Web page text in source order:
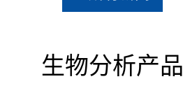
生物分析产品